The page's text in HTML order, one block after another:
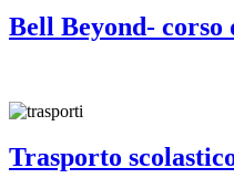
Bell Beyond-
Trasporto